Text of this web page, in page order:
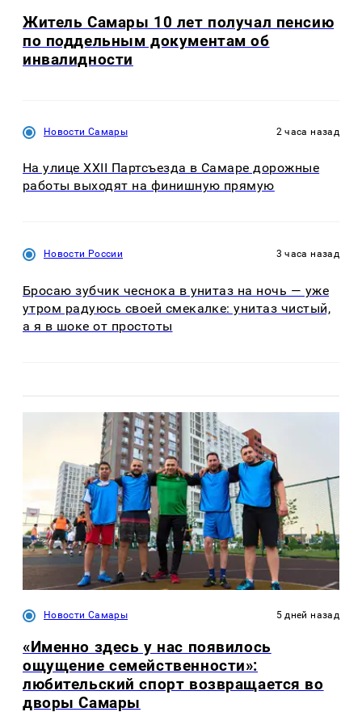
Житель Самары 10 лет получал пенсию
по поддельным документам об
инвалидности
Новости Самары 2 часа назад
На улице XXII Партсъезда в Самаре дорожные
работы выходят на финишную прямую
Новости России 3 часа назад
Бросаю зубчик чеснока в унитаз на ночь — уже
утром радуюсь своей смекалке: унитаз чистый,
а я в шоке от простоты
Новости Самары 5 дней назад
«Именно здесь у нас появилось
ощущение семейственности»:
любительский спорт возвращается во
дворы Самары